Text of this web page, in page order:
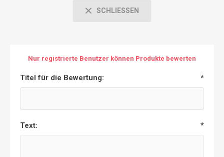
SCHLIESSEN
Nur registrierte Benutzer können Produkte bewerten
Titel für die Bewertung: *
Text: *